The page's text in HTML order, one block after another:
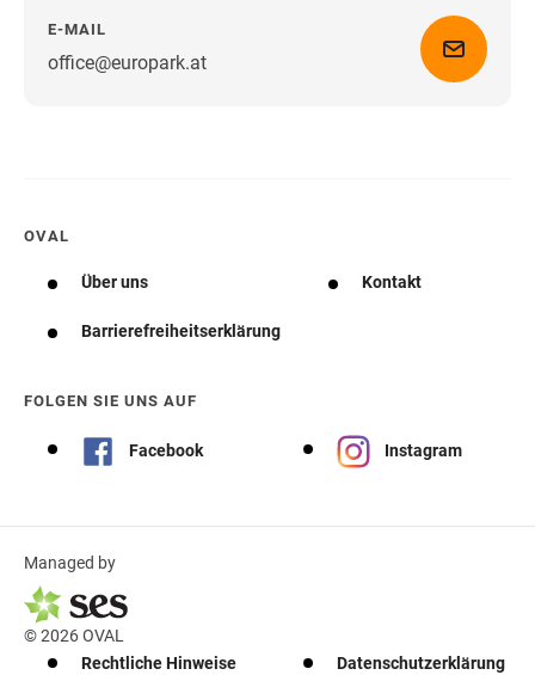
E-MAIL
office@europark.atWegbeschreibung erhalten
OVAL
Über uns Kontakt
Barrierefreiheitserklärung
FOLGEN SIE UNS AUF
Facebook Instagram
Managed by
© 2026 OVAL
Rechtliche Hinweise
Datenschutzerklärung